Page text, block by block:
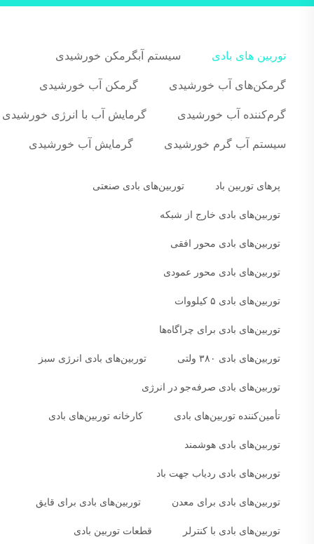
توربین های بادی سیستم آبگرمکن خورشیدی
گرمکن‌های آب خورشیدی گرمکن آب خورشیدی
گرم‌کننده آب خورشیدی گرمایش آب با انرژی خورشیدی
سیستم آب گرم خورشیدی گرمایش آب خورشیدی
پرهای توربین باد توربین‌های بادی صنعتی
توربین‌های بادی خارج از شبکه
توربین‌های بادی محور افقی
توربین‌های بادی محور عمودی
توربین‌های بادی ۵ کیلووات
توربین‌های بادی برای چراگاه‌ها
توربین‌های بادی ۳۸۰ ولتی توربین‌های بادی انرژی سبز
توربین‌های بادی صرفه‌جو در انرژی
تأمین‌کننده توربین‌های بادی کارخانه توربین‌های بادی
توربین‌های بادی هوشمند
توربین‌های بادی ردیاب جهت باد
توربین‌های بادی برای معدن توربین‌های بادی برای قایق
توربین‌های بادی با کنترلر قطعات توربین بادی